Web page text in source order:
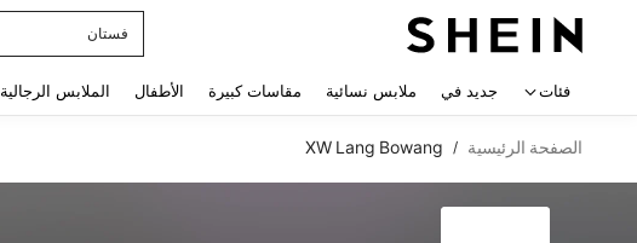
فستان
فئات جديد في ملابس نسائية مقاسات كبيرة الأطفال الملابس الرجالية
الصفحة الرئيسية /
XW Lang Bowang